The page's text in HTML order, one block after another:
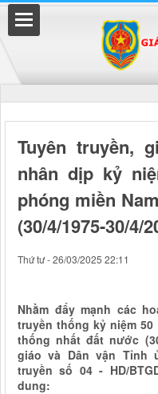
Tuyên truyền,
nhân dịp kỷ
phóng miền
(30/4/1975-30/4/
Thứ tư - 26/03/2025 22:11
Nhằm đẩy mạnh các
truyền thống kỷ niệm 50
thống nhất đất nước
giáo và Dân vận Tỉnh
truyền số 04 - HD/
dung:
Đã kết nối EMC